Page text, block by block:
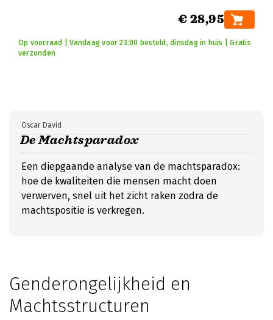
€ 28,95
Op voorraad | Vandaag voor 23:00 besteld, dinsdag in huis | Gratis
verzonden
De Machtsparadox
Oscar David
Een diepgaande analyse van de machtsparadox:
hoe de kwaliteiten die mensen macht doen
verwerven, snel uit het zicht raken zodra de
machtspositie is verkregen.
Genderongelijkheid en
Machtsstructuren